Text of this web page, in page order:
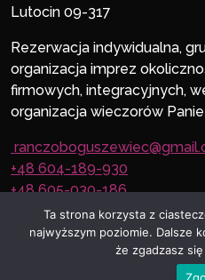
Ta strona korzysta z
najwyższym poziomie. Dalsze
że zgadzasz
Lutocin 09-317
Rezerwacja indywidualna,
organizacja imprez
firmowych, integracyjnych,
organizacja wieczorów
+48 604-189-930
+48 605-030-186